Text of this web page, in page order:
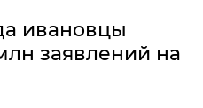
ивановцы
заявлений на